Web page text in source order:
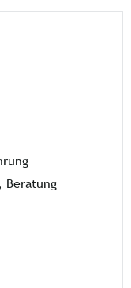
Beratung